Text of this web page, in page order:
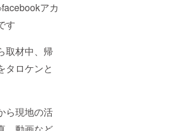
アカ
す
取材中、帰
タロケンと
ら現地の活